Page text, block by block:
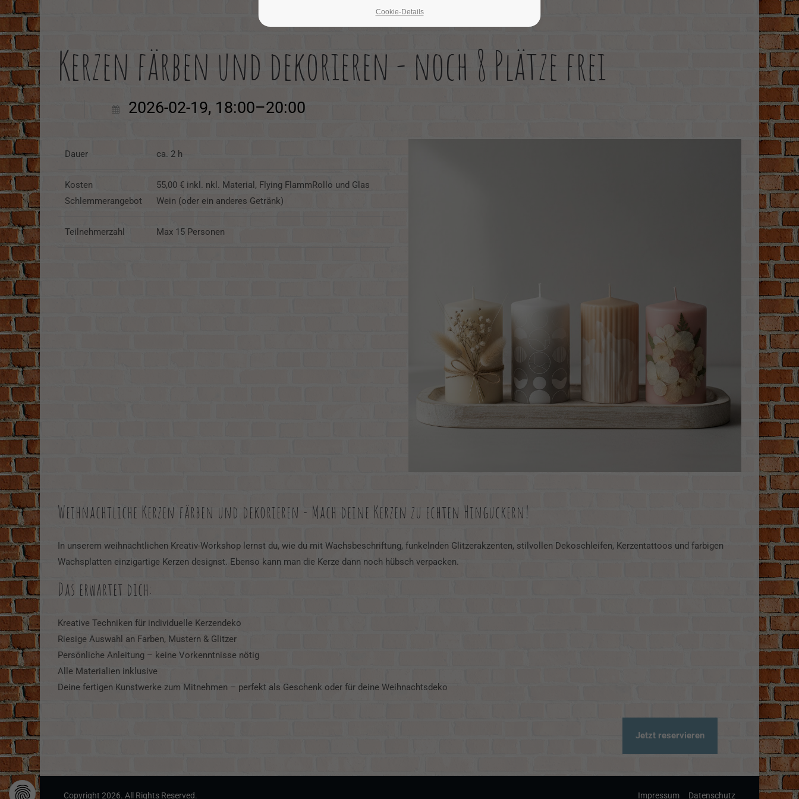
Kerzen färben und dekorieren - noch 8 Plätze frei
2026-02-19, 18:00–20:00
Dauer ca. 2 h
Kosten
Schlemmerangebot
55,00 € inkl. nkl. Material, Flying FlammRollo und Glas
Wein (oder ein anderes Getränk)
Teilnehmerzahl Max 15 Personen
Weihnachtliche Kerzen färben und dekorieren - Mach deine Kerzen zu echten Hinguckern!
In unserem weihnachtlichen Kreativ-Workshop lernst du, wie du mit Wachsbeschriftung, funkelnden Glitzerakzenten, stilvollen Dekoschleifen, Kerzentattoos und farbigen
Wachsplatten einzigartige Kerzen designst. Ebenso kann man die Kerze dann noch hübsch verpacken.
Das erwartet dich:
Kreative Techniken für individuelle Kerzendeko
Riesige Auswahl an Farben, Mustern & Glitzer
Persönliche Anleitung – keine Vorkenntnisse nötig
Alle Materialien inklusive
Deine fertigen Kunstwerke zum Mitnehmen – perfekt als Geschenk oder für deine Weihnachtsdeko
Jetzt reservieren
Copyright 2026. All Rights Reserved. Impressum Datenschutz
Cookie-Details